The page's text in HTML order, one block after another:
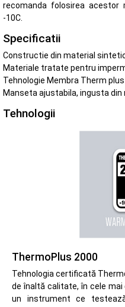
recomanda folosirea acestor manusi la temperatura minima de
-10C.
Specificatii
Constructie din material
Materiale tratate pentru
Tehnologie Membra Therm plus
Manseta ajustabila, ingusta din
Tehnologii
ThermoPlus 2000
Tehnologia certificată
de înaltă calitate, în cele
un instrument ce